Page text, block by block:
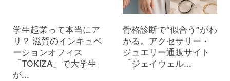
学生起業って本当にア
リ？ 滋賀のインキュベ
ーションオフィス
「TOKIZA」で大学生
が...
骨格診断で“似合う”がわ
かる。アクセサリー・
ジュエリー通販サイト
「ジェイウェル...